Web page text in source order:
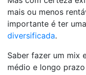
mais ou menos
importante é ter uma
diversificada.
Saber fazer um mix
médio e longo